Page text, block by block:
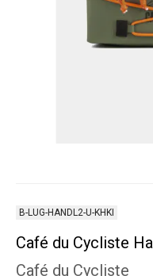
B-LUG-HANDL2-U-KHKI
Café du Cycliste
Café du Cycliste